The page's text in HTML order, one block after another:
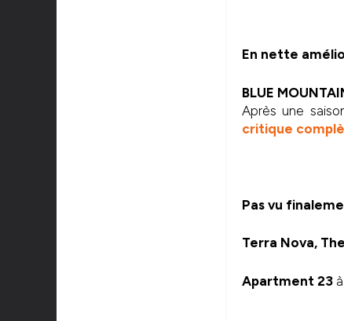
En nette
BLUE
Après une
critique
Pas vu
Terra Nova,
Apartment 23